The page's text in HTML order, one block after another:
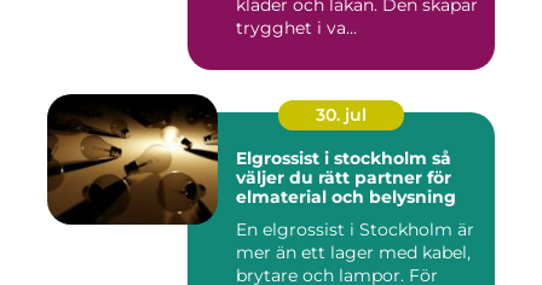
kläder och lakan. Den skapar
trygghet i va...
30. jul
Elgrossist i stockholm så
väljer du rätt partner för
elmaterial och belysning
En elgrossist i Stockholm är
mer än ett lager med kabel,
brytare och lampor. För